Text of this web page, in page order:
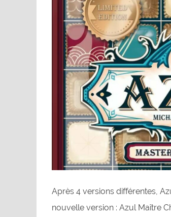
Après 4 versions différentes,
nouvelle version : Azul Maître